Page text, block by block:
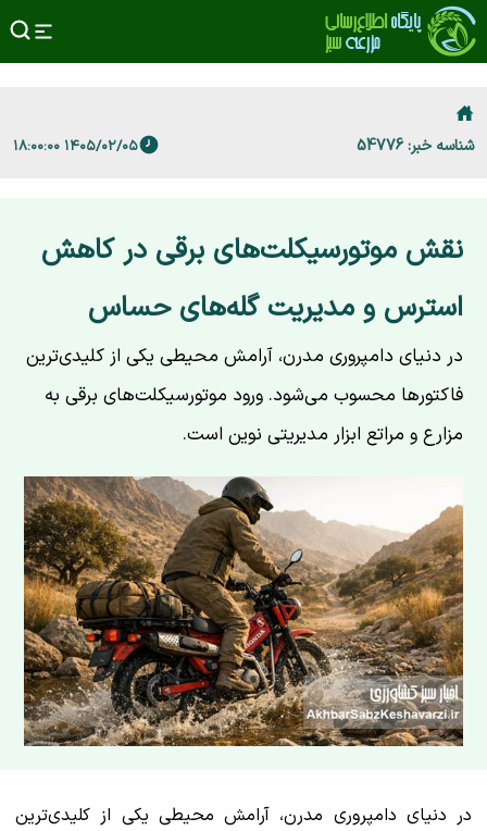
شناسه خبر: 54776 ۱۴۰۵/۰۲/۰۵ ۱۸:۰۰:۰۰
نقش موتورسیکلت‌های برقی در کاهش
استرس و مدیریت گله‌های حساس
در دنیای دامپروری مدرن، آرامش محیطی یکی از کلیدی‌ترین
فاکتورها محسوب می‌شود. ورود موتورسیکلت‌های برقی به
مزارع و مراتع ابزار مدیریتی نوین است.
در دنیای دامپروری مدرن، آرامش محیطی یکی از کلیدی‌ترین